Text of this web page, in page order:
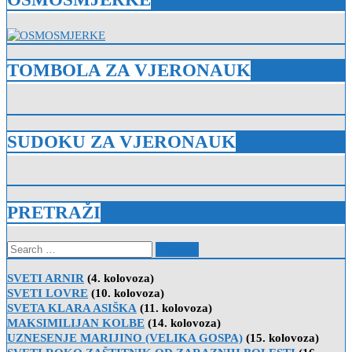
TOMBOLA ZA VJERONAUK
SUDOKU ZA VJERONAUK
PRETRAŽI
Search
for:
SVETI ARNIR (4. kolovoza)
SVETI LOVRE (10. kolovoza)
SVETA KLARA ASIŠKA (11. kolovoza)
MAKSIMILIJAN KOLBE (14. kolovoza)
UZNESENJE MARIJINO (VELIKA GOSPA) (15. kolovoza)